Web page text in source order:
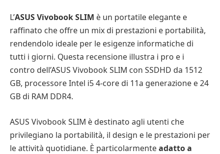
L’ASUS Vivobook SLIM è un portatile elegante e
raffinato che offre un mix di prestazioni e portabilità,
rendendolo ideale per le esigenze informatiche di
tutti i giorni. Questa recensione illustra i pro e i
contro dell’ASUS Vivobook SLIM con SSDHD da 1512
GB, processore Intel i5 4-core di 11a generazione e 24
GB di RAM DDR4.
ASUS Vivobook SLIM è destinato agli utenti che
privilegiano la portabilità, il design e le prestazioni per
le attività quotidiane. È particolarmenteadatto a